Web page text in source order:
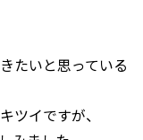
たいと思っている
ツイですが、